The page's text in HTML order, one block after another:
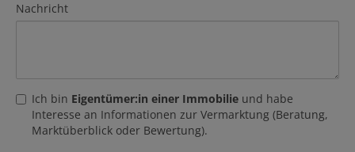
Nachricht
Ich bin Eigentümer:in einer Immobilie und habe
Interesse an Informationen zur Vermarktung (Beratung,
Marktüberblick oder Bewertung).